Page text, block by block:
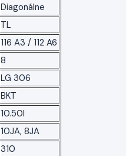
Diagonálne
TL
116 A3 / 112 A6
8
LG 306
BKT
10.50I
10JA, 8JA
310